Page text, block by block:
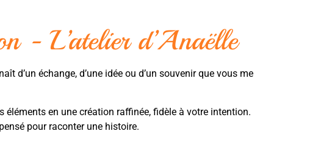
- L’atelier d’Anaëlle
d’un échange, d’une idée ou d’un souvenir que vous me
en une création raffinée, fidèle à votre intention.
pour raconter une histoire.